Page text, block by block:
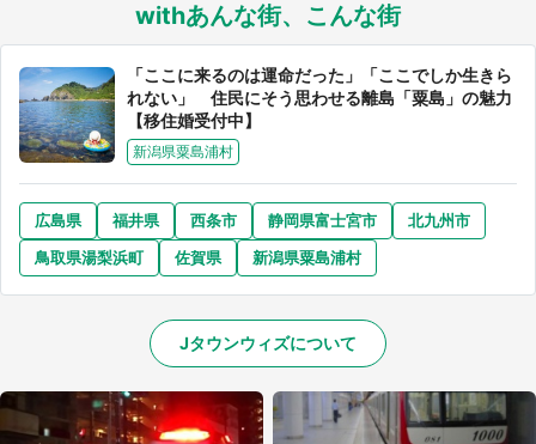
withあんな街、こんな街
「ここに来るのは運命だった」「ここでしか生きら
れない」 住民にそう思わせる離島「粟島」の魅力
【移住婚受付中】
新潟県粟島浦村
広島県 福井県 西条市 静岡県富士宮市
北九州市
鳥取県湯梨浜町
佐賀県 新潟県粟島浦村
Jタウンウィズについて